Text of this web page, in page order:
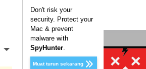
Don't risk your
security. Protect your
Mac & prevent
malware with
SpyHunter.
Muat turun sekarang